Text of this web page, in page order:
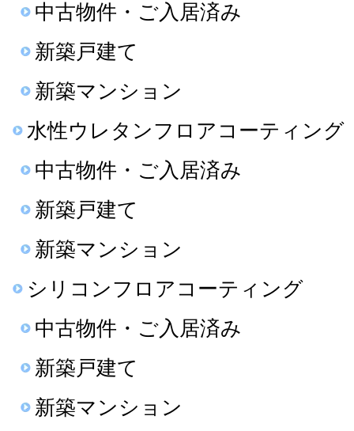
中古物件・ご入居済み
新築戸建て
新築マンション
水性ウレタンフロアコーティング
中古物件・ご入居済み
新築戸建て
新築マンション
シリコンフロアコーティング
中古物件・ご入居済み
新築戸建て
新築マンション